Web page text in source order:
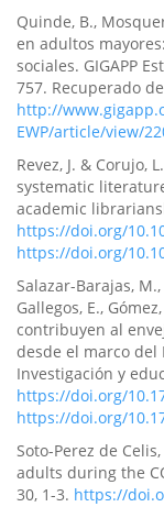
Quinde, B.,
en adultos
sociales. GIGAPP
757. Recuperado de
http://
EWP/article/view/
Revez, J. & Corujo,
systematic
academic
https://doi.org/
https://doi.org/
Salazar-Barajas,
Gallegos, E.,
contribuyen al
desde el marco del
Investigación y
https://doi.org/
https://doi.org/
Soto-Perez de
adults during the
30, 1-3. https://